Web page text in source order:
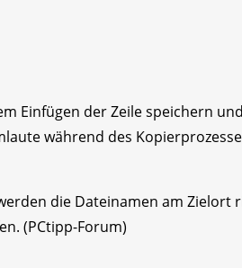
Einfügen der Zeile speichern und
während des
die Dateinamen am Zielort
(PCtipp-Forum)